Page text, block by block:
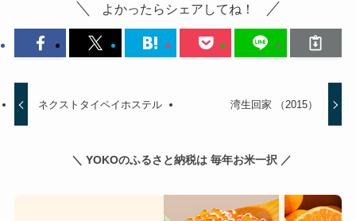
よかったらシェアしてね！
ネクストタイペイホステル 湾生回家 （2015）
＼ YOKOのふるさと納税は 毎年お米一択 ／